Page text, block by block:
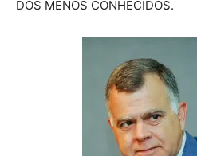
DOS MENOS CONHECIDOS.